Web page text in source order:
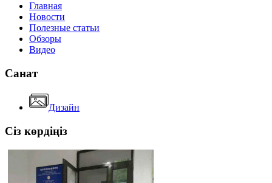
Главная
Новости
Полезные статьи
Обзоры
Видео
Санат
Дизайн
Сіз көрдіңіз